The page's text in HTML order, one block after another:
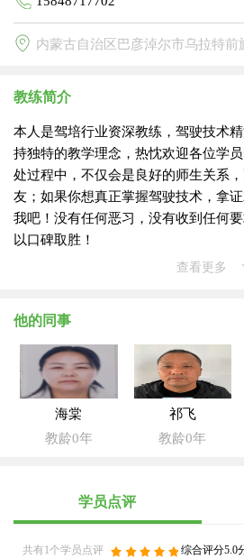
内蒙古自治区巴彦淖尔市乌拉特前
教练简介
本人是驾培行业资深教练，驾驶技术
持独特的教学理念，热忱欢迎各位学
处过程中，不仅会是良好的师生关系
友；如果你想真正掌握驾驶技术，拿
我吧！没有任何恶习，没有收到任何
以口碑取胜！
查看更多
他的同事
海棠
教龄0年
祁飞
教龄0年
学员点评
共有1个学员点评 综合评分5.0